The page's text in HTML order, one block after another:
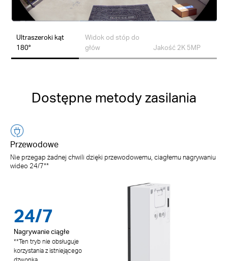
Ultraszeroki kąt
180°
Widok od stóp do
głów
Jakość 2K 5MP
Dostępne metody zasilania
do210
nagrywanie i oglądanie
podglądu na żywo. Rzeczywisty
czas pracy baterii może się
Przewodowe
Nie przegap żadnej chwili dzięki przewodowemu, ciagłemu nagrywaniu
wideo 24/7**
24/7
Nagrywanie ciągłe
**Ten tryb nie obsługuje
korzystania z istniejącego